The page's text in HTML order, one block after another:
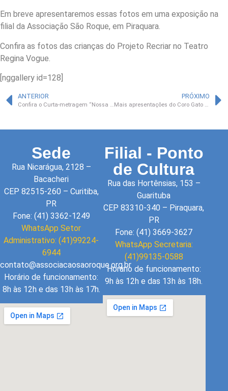
Em breve apresentaremos essas fotos em uma exposição na
filial da Associação São Roque, em Piraquara.
Confira as fotos das crianças do Projeto Recriar no Teatro
Regina Vogue.
[nggallery id=128]
ANTERIOR
Confira o Curta-metragem “Nossa Casa” produzido pela Associação São Roque
PRÓXIMO
Mais apresentações do Coro Gato na Tuba a doadores da campanha ComeçAKI
Sede
Rua Nicarágua, 2128 –
Bacacheri
CEP 82515-260 – Curitiba,
PR
Fone: (41) 3362-1249
WhatsApp Setor
Administrativo: (41)99224-
6944
contato@associacaosaoroque.org.br
Horário de funcionamento:
8h às 12h e das 13h às 17h.
Filial - Ponto
de Cultura
Rua das Hortênsias, 153 –
Guarituba
CEP 83310-340 – Piraquara,
PR
Fone: (41) 3669-3627
WhatsApp Secretaria:
(41)99135-0588
Horário de funcionamento:
9h às 12h e das 13h às 18h.